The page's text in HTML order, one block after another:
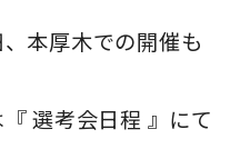
本厚木での開催も
『選考会日程 』にて